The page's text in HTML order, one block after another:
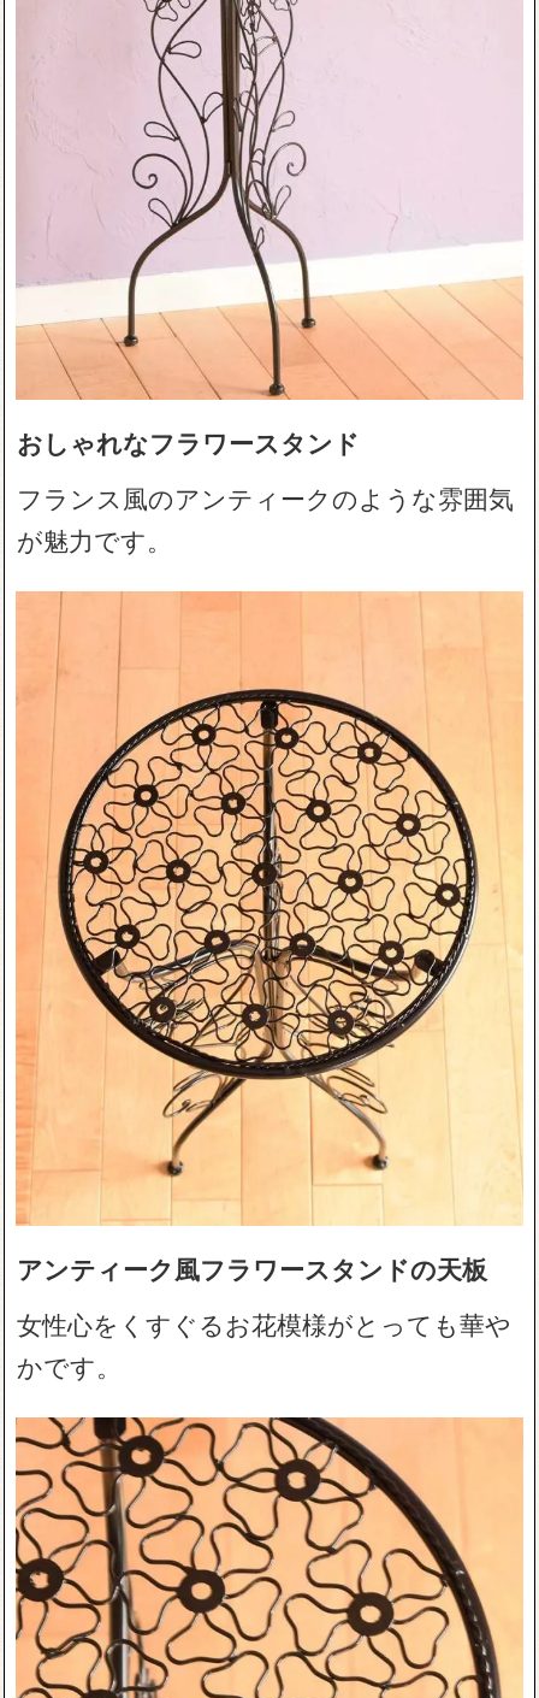
おしゃれなフラワースタンド
フランス風のアンティークのような雰囲気
が魅力です。
アンティーク風フラワースタンドの天板
女性心をくすぐるお花模様がとっても華や
かです。